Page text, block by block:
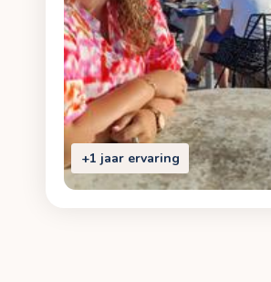
+1 jaar ervaring